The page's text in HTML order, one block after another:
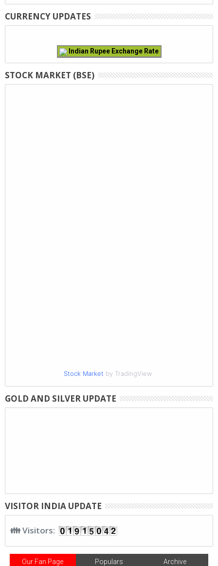
CURRENCY UPDATES
Indian Rupee Exchange Rate
STOCK MARKET (BSE)
Stock Market by TradingView
GOLD AND SILVER UPDATE
VISITOR INDIA UPDATE
👪 Visitors:
Our Fan Page Populars Archive